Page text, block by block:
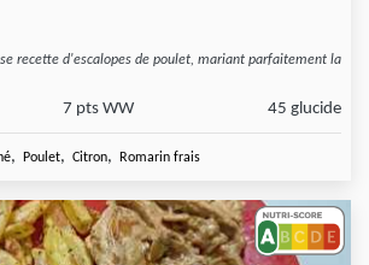
recette d'escalopes de poulet, mariant parfaitement la
7 pts WW 45 glucide
, Poulet, Citron, Romarin frais